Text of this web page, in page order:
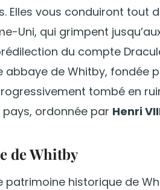
Elles vous conduiront tout
Uni, qui grimpent
du compte
abbaye de Whitby, fondée
tombé en
ordonnée par Henri
de Whitby
patrimoine historique de